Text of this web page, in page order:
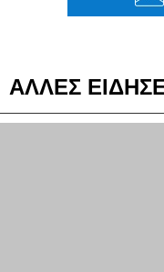
ΑΛΛΕΣ